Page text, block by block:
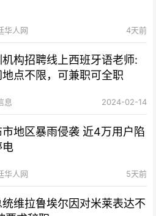
华人网 4天前
机构招聘线上西班牙语老师:
地点不限，可兼职可全职
息 2024-02-14
市地区暴雨侵袭 近4万用户陷
电
华人网 5天前
统维拉鲁埃尔因对米莱表达不